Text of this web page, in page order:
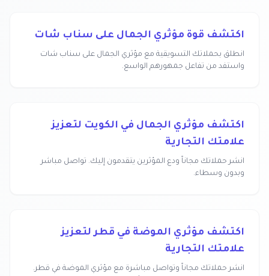
اكتشف قوة مؤثري الجمال على سناب شات
انطلق بحملاتك التسويقية مع مؤثري الجمال على سناب شات
واستفد من تفاعل جمهورهم الواسع.
اكتشف مؤثري الجمال في الكويت لتعزيز
علامتك التجارية
انشر حملاتك مجاناً ودع المؤثرين يتقدمون إليك. تواصل مباشر
وبدون وسطاء.
اكتشف مؤثري الموضة في قطر لتعزيز
علامتك التجارية
انشر حملاتك مجاناً وتواصل مباشرة مع مؤثري الموضة في قطر.